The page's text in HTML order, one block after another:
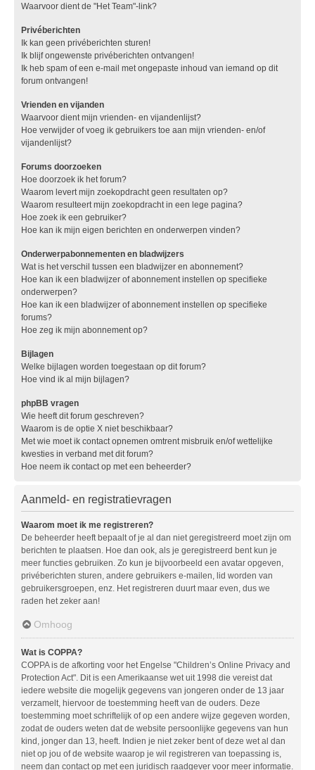
Waarvoor dient de "Het Team"-link?
Privéberichten
Ik kan geen privéberichten sturen!
Ik blijf ongewenste privéberichten ontvangen!
Ik heb spam of een e-mail met ongepaste inhoud van iemand op dit
forum ontvangen!
Vrienden en vijanden
Waarvoor dient mijn vrienden- en vijandenlijst?
Hoe verwijder of voeg ik gebruikers toe aan mijn vrienden- en/of
vijandenlijst?
Forums doorzoeken
Hoe doorzoek ik het forum?
Waarom levert mijn zoekopdracht geen resultaten op?
Waarom resulteert mijn zoekopdracht in een lege pagina?
Hoe zoek ik een gebruiker?
Hoe kan ik mijn eigen berichten en onderwerpen vinden?
Onderwerpabonnementen en bladwijzers
Wat is het verschil tussen een bladwijzer en abonnement?
Hoe kan ik een bladwijzer of abonnement instellen op specifieke
onderwerpen?
Hoe kan ik een bladwijzer of abonnement instellen op specifieke
forums?
Hoe zeg ik mijn abonnement op?
Bijlagen
Welke bijlagen worden toegestaan op dit forum?
Hoe vind ik al mijn bijlagen?
phpBB vragen
Wie heeft dit forum geschreven?
Waarom is de optie X niet beschikbaar?
Met wie moet ik contact opnemen omtrent misbruik en/of wettelijke
kwesties in verband met dit forum?
Hoe neem ik contact op met een beheerder?
Aanmeld- en registratievragen
Waarom moet ik me registreren?
De beheerder heeft bepaalt of je al dan niet geregistreerd moet zijn om
berichten te plaatsen. Hoe dan ook, als je geregistreerd bent kun je
meer functies gebruiken. Zo kun je bijvoorbeeld een avatar opgeven,
privéberichten sturen, andere gebruikers e-mailen, lid worden van
gebruikersgroepen, enz. Het registreren duurt maar even, dus we
raden het zeker aan!
Omhoog
Wat is COPPA?
COPPA is de afkorting voor het Engelse "Children’s Online Privacy and
Protection Act". Dit is een Amerikaanse wet uit 1998 die vereist dat
iedere website die mogelijk gegevens van jongeren onder de 13 jaar
verzamelt, hiervoor de toestemming heeft van de ouders. Deze
toestemming moet schriftelijk of op een andere wijze gegeven worden,
zodat de ouders weten dat de website persoonlijke gegevens van hun
kind, jonger dan 13, heeft. Indien je niet zeker bent of deze wet al dan
niet op jou of de website waarop je wil registreren van toepassing is,
neem dan contact op met een juridisch raadgever voor meer informatie.